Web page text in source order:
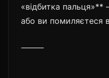
«відбитка
або ви помиляєтеся в
⸻